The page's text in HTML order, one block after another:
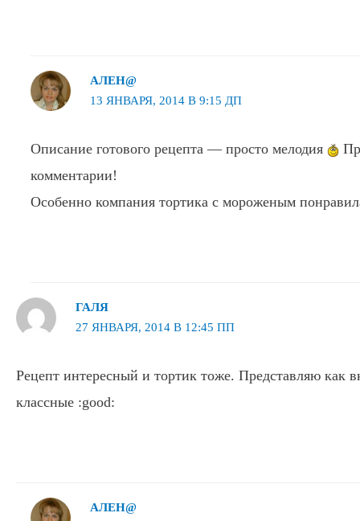
АЛЕН@
13 ЯНВАРЯ, 2014 В 9:15 ДП
Описание готового рецепта — просто мелодия
комментарии!
Особенно компания тортика с мороженым
ГАЛЯ
27 ЯНВАРЯ, 2014 В 12:45 ПП
Рецепт интересный и тортик тоже. Представляю как
классные :good:
АЛЕН@